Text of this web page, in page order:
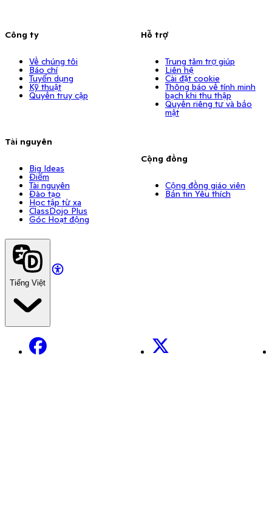
Công ty
Về chúng tôi
Báo chí
Tuyển dụng
Kỹ thuật
Quyền truy cập
Tài nguyên
Big Ideas
Điểm
Tài nguyên
Đào tạo
Học tập từ xa
ClassDojo Plus
Góc Hoạt động
Hỗ trợ
Trung tâm trợ giúp
Liên hệ
Cài đặt cookie
Thông báo về tính minh
bạch khi thu thập
Quyền riêng tư và bảo
mật
Cộng đồng
Cộng đồng giáo viên
Bản tin Yêu thích
Tiếng Việt
Facebook X